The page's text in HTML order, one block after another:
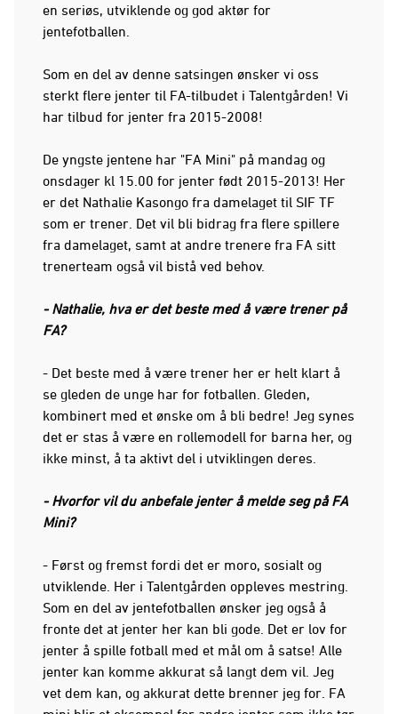
en seriøs, utviklende og god aktør for
jentefotballen.
Som en del av denne satsingen ønsker vi oss
sterkt flere jenter til FA-tilbudet i Talentgården! Vi
har tilbud for jenter fra 2015-2008!
De yngste jentene har "FA Mini" på mandag og
onsdager kl 15.00 for jenter født 2015-2013! Her
er det Nathalie Kasongo fra damelaget til SIF TF
som er trener. Det vil bli bidrag fra flere spillere
fra damelaget, samt at andre trenere fra FA sitt
trenerteam også vil bistå ved behov.
- Nathalie, hva er det beste med å være trener på
FA?
- Det beste med å være trener her er helt klart å
se gleden de unge har for fotballen. Gleden,
kombinert med et ønske om å bli bedre! Jeg synes
det er stas å være en rollemodell for barna her, og
ikke minst, å ta aktivt del i utviklingen deres.
- Hvorfor vil du anbefale jenter å melde seg på FA
Mini?
- Først og fremst fordi det er moro, sosialt og
utviklende. Her i Talentgården oppleves mestring.
Som en del av jentefotballen ønsker jeg også å
fronte det at jenter her kan bli gode. Det er lov for
jenter å spille fotball med et mål om å satse! Alle
jenter kan komme akkurat så langt dem vil. Jeg
vet dem kan, og akkurat dette brenner jeg for. FA